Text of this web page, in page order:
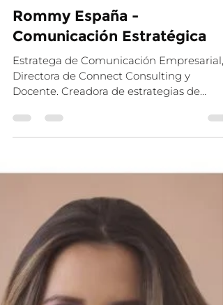
Amo Ecuador
31 mar 2024
1 min de lectura
Rommy España -
Directora de Connect Consulting y
Docente. Creadora de estrategias de
comunicación que generan un...